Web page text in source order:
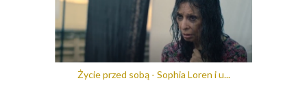
Życie przed sobą - Sophia Loren i u...